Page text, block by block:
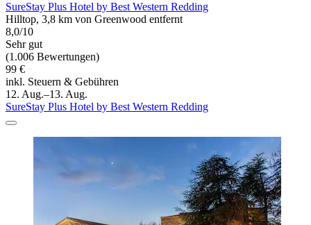
SureStay Plus Hotel by Best Western Redding
Hilltop, 3,8 km von Greenwood entfernt
8,0/10
Sehr gut
(1.006 Bewertungen)
99 €
inkl. Steuern & Gebühren
12. Aug.–13. Aug.
SureStay Plus Hotel by Best Western Redding